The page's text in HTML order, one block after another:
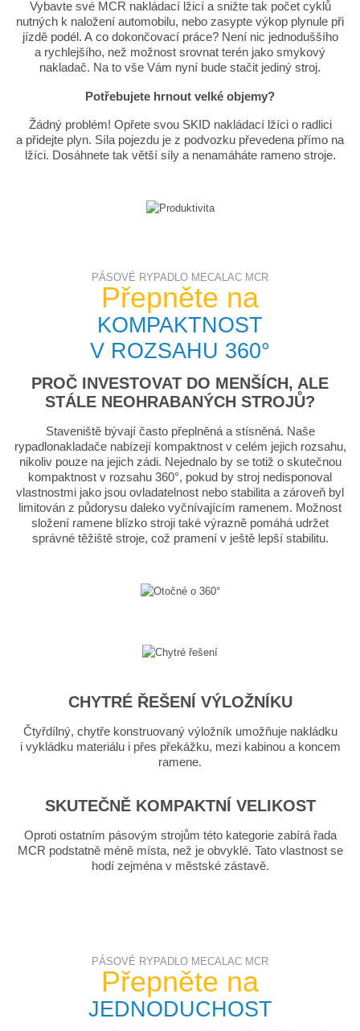
Vybavte své MCR nakládací lžicí a snižte tak počet cyklů
nutných k naložení automobilu, nebo zasypte výkop plynule při
jízdě podél. A co dokončovací práce? Není nic jednoduššího
a rychlejšího, než možnost srovnat terén jako smykový
nakladač. Na to vše Vám nyní bude stačit jediný stroj.
Potřebujete hrnout velké objemy?
Žádný problém! Opřete svou SKID nakládací lžíci o radlici
a přidejte plyn. Síla pojezdu je z podvozku převedena přímo na
lžíci. Dosáhnete tak větší síly a nenamáháte rameno stroje.
PÁSOVÉ RYPADLO MECALAC MCR
Přepněte na
KOMPAKTNOST
V ROZSAHU 360°
PROČ INVESTOVAT DO MENŠÍCH, ALE
STÁLE NEOHRABANÝCH STROJŮ?
Staveniště bývají často přeplněná a stísněná. Naše
rypadlonakladače nabízejí kompaktnost v celém jejich rozsahu,
nikoliv pouze na jejich zádi. Nejednalo by se totiž o skutečnou
kompaktnost v rozsahu 360°, pokud by stroj nedisponoval
vlastnostmi jako jsou ovladatelnost nebo stabilita a zároveň byl
limitován z půdorysu daleko vyčnívajícím ramenem. Možnost
složení ramene blízko stroji také výrazně pomáhá udržet
správné těžiště stroje, což pramení v ještě lepší stabilitu.
CHYTRÉ ŘEŠENÍ VÝLOŽNÍKU
Čtyřdílný, chytře konstruovaný výložník umožňuje nakládku
i vykládku materiálu i přes překážku, mezi kabinou a koncem
ramene.
SKUTEČNĚ KOMPAKTNÍ VELIKOST
Oproti ostatním pásovým strojům této kategorie zabírá řada
MCR podstatně méně místa, než je obvyklé. Tato vlastnost se
hodí zejména v městské zástavě.
PÁSOVÉ RYPADLO MECALAC MCR
Přepněte na
JEDNODUCHOST